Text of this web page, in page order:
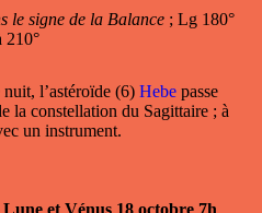
le signe de la Balance ; Lg 180°
210°
l’astéroïde (6) Hebe passe
la constellation du Sagittaire ; à
un instrument.